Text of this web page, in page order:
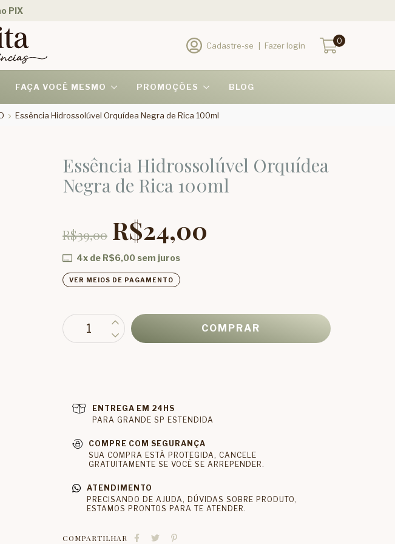
PIX
Cadastre-se Fazer login 0
FAÇA VOCÊ MESMO PROMOÇÕES BLOG
Essência Hidrossolúvel Orquídea Negra de Rica 100ml
Essência Hidrossolúvel Orquídea
Negra de Rica 100ml
R$39,00 R$24,00
4x de R$6,00sem juros
VER MEIOS DE PAGAMENTO
ENTREGA EM 24HS
PARA GRANDE SP ESTENDIDA
COMPRE COM SEGURANÇA
SUA COMPRA ESTÁ PROTEGIDA, CANCELE
GRATUITAMENTE SE VOCÊ SE ARREPENDER.
ATENDIMENTO
PRECISANDO DE AJUDA, DÚVIDAS SOBRE PRODUTO,
ESTAMOS PRONTOS PARA TE ATENDER.
COMPARTILHAR